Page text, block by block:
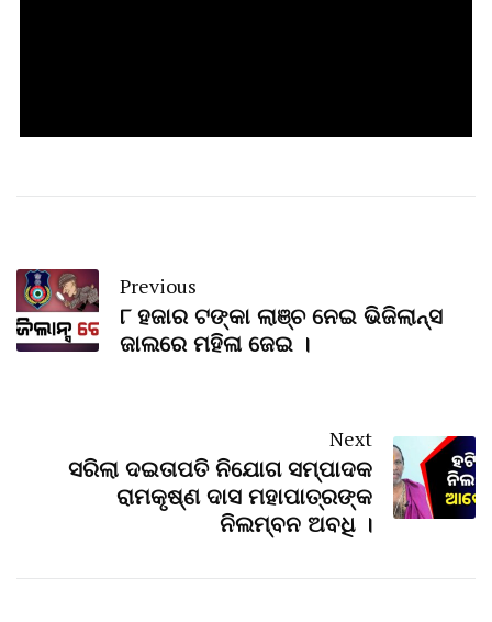
Previous
୮ ହଜାର ଟଙ୍କା ଲାଞ୍ଚ ନେଇ ଭିଜିଲାନ୍ସ
ଜାଲରେ ମହିଳା ଜେଇ ।
Next
ସରିଲା ଦଇତାପତି ନିଯୋଗ ସମ୍ପାଦକ
ରାମକୃଷ୍ଣ ଦାସ ମହାପାତ୍ରଙ୍କ
ନିଲମ୍ବନ ଅବଧି ।